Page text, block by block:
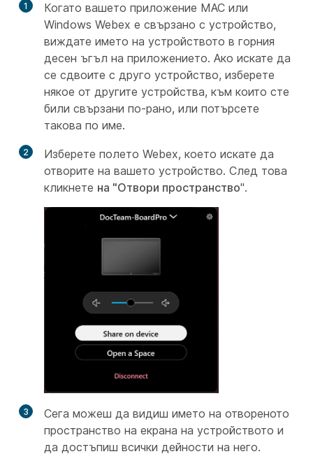
1
Когато вашето приложение MAC или
Windows Webex е свързано с устройство,
виждате името на устройството в горния
десен ъгъл на приложението. Ако искате да
се сдвоите с друго устройство, изберете
някое от другите устройства, към които сте
били свързани по-рано, или потърсете
такова по име.
2
Изберете полето Webex, което искате да
отворите на вашето устройство. След това
кликнете на "Отвори пространство".
3
Сега можеш да видиш името на отвореното
пространство на екрана на устройството и
да достъпиш всички дейности на него.